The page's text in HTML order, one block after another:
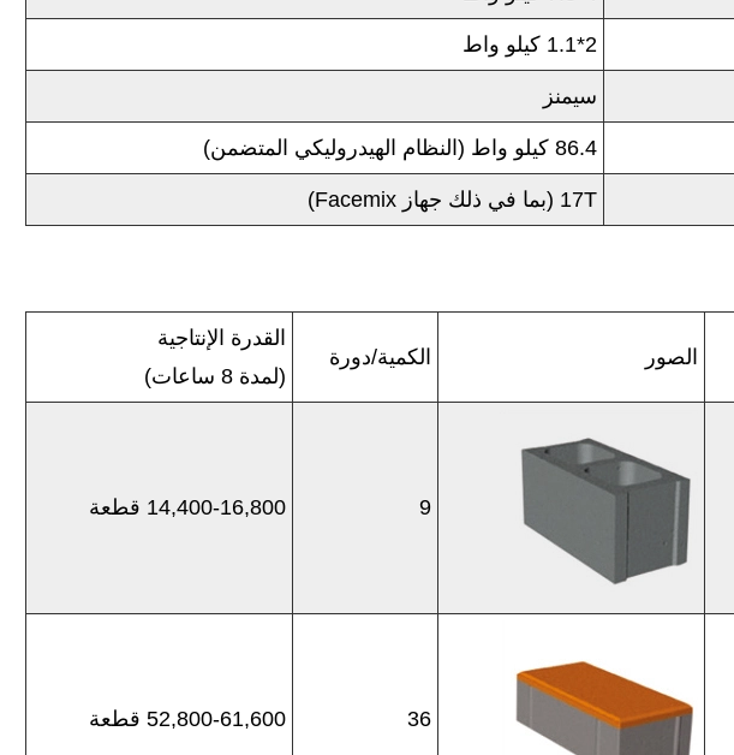
2*1.1 كيلو واط
سيمنز
86.4 كيلو واط (النظام الهيدروليكي المتضمن)
17T (بما في ذلك جهاز Facemix)
الصور الكمية/دورة
القدرة الإنتاجية
(لمدة 8 ساعات)
9 14,400-16,800 قطعة
36 52,800-61,600 قطعة